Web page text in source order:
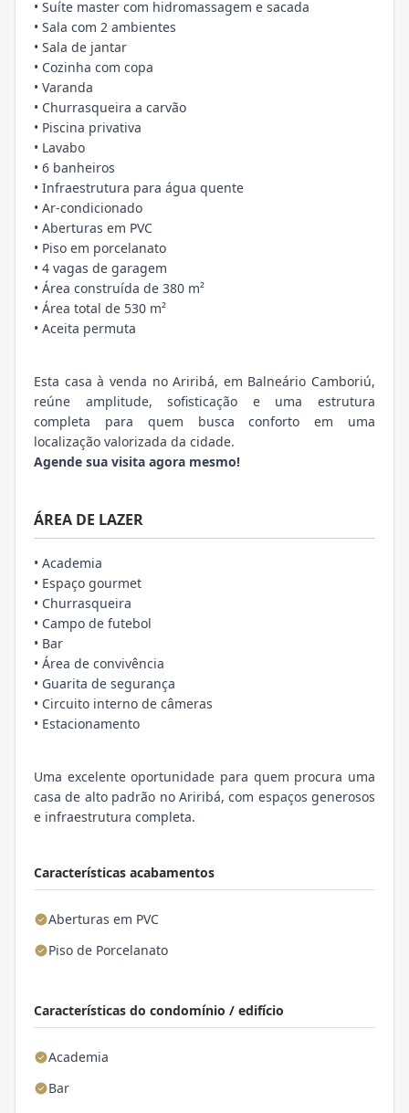
Características acabamentos
Aberturas em PVC
Piso de Porcelanato
Características do condomínio / edifício
Academia
Bar
• Suíte master com hidromassagem e sacada
• Sala com 2 ambientes
• Sala de jantar
• Cozinha com copa
• Varanda
• Churrasqueira a carvão
• Piscina privativa
• Lavabo
• 6 banheiros
• Infraestrutura para água quente
• Ar-condicionado
• Aberturas em PVC
• Piso em porcelanato
• 4 vagas de garagem
• Área construída de 380 m²
• Área total de 530 m²
• Aceita permuta
Esta casa à venda no Ariribá, em Balneário Camboriú,
reúne amplitude, sofisticação e uma estrutura
completa para quem busca conforto em uma
localização valorizada da cidade.
Agende sua visita agora mesmo!
ÁREA DE LAZER
• Academia
• Espaço gourmet
• Churrasqueira
• Campo de futebol
• Bar
• Área de convivência
• Guarita de segurança
• Circuito interno de câmeras
• Estacionamento
Uma excelente oportunidade para quem procura uma
casa de alto padrão no Ariribá, com espaços generosos
e infraestrutura completa.